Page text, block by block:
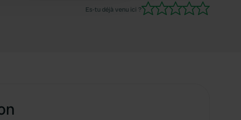
Es-tu déjà venu ici ?